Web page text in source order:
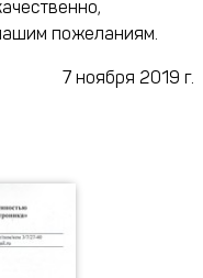
пожеланиям.
7 ноября 2019 г.